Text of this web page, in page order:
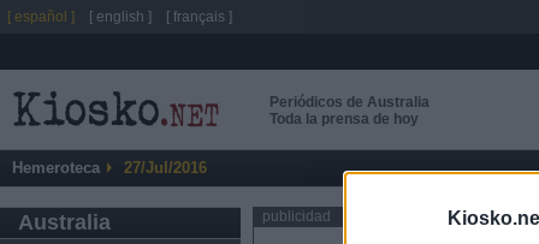
Periódicos de Australia
Toda la prensa de hoy
Hemeroteca 27/Jul/2016
Australia publicidad
[ español ] [ english ] [ français ]